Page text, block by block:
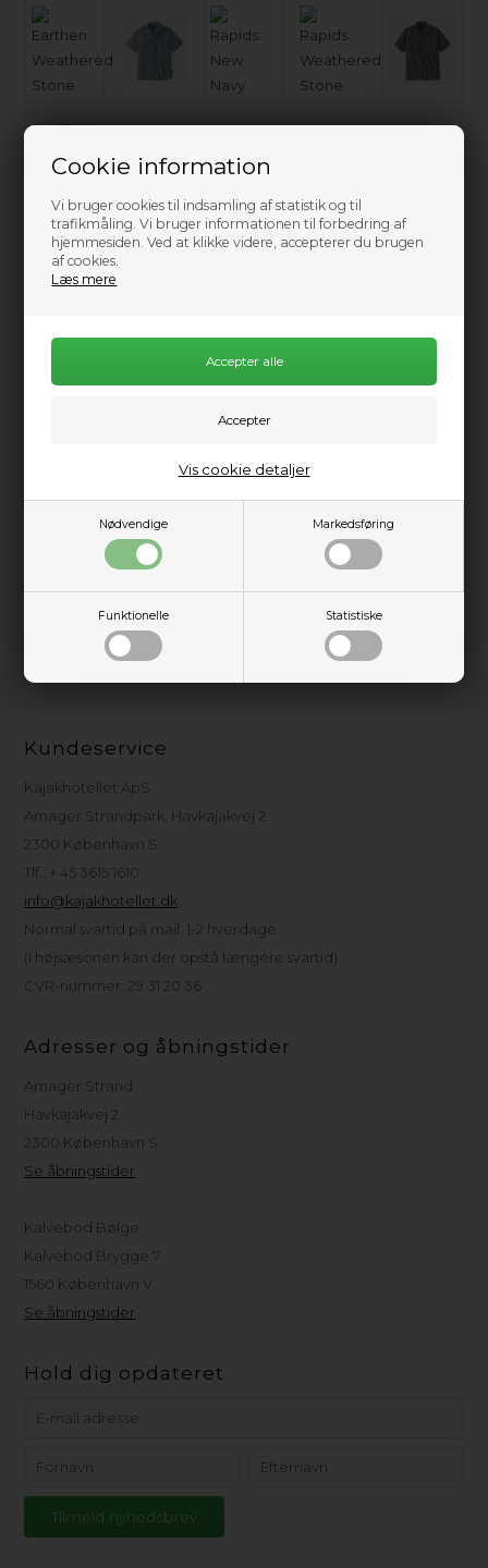
Cookie information
Vi bruger cookies til indsamling af statistik og til
trafikmåling. Vi bruger informationen til forbedring af
hjemmesiden. Ved at klikke videre, accepterer du brugen
af cookies.
Læs mere
Nødvendige Markedsføring
Funktionelle Statistiske
Vis cookie detaljer
Vælg størrelse
Ikke på lager
DKK
Information Praktisk info Beskrivelse
Luftig hverdagsskjorte fra Patagonia. Lavet med letvægts 55 %
Kundeservice
Kajakhotellet ApS
Amager Strandpark, Havkajakvej 2
2300 København S
Tlf.: + 45 3615 1610
info@kajakhotellet.dk
Normal svartid på mail: 1-2 hverdage
(I højsæsonen kan der opstå længere svartid)
CVR-nummer: 29 31 20 36
Adresser og åbningstider
Amager Strand
Havkajakvej 2
2300 København S
Se åbningstider
Kalvebod Bølge
Kalvebod Brygge 7
1560 København V
Se åbningstider
Hold dig opdateret